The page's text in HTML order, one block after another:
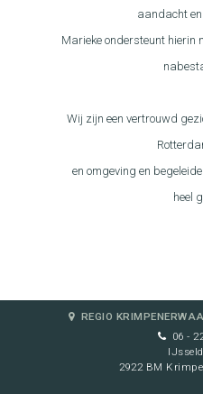
aandacht
Marieke ondersteunt hierin
Wij zijn een vertrouwd
en omgeving en
heel
REGIO
06 -
2922 BM